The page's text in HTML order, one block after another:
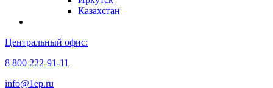
Казахстан
Центральный офис:
8 800 222-91-11
info@1ep.ru